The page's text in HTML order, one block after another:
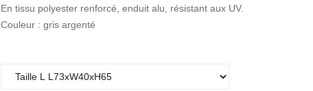
En tissu polyester renforcé, enduit alu, résistant aux UV.
Couleur : gris argenté